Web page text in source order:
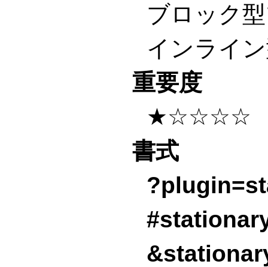
ブロック
インライ
重要度
★☆☆☆☆
書式